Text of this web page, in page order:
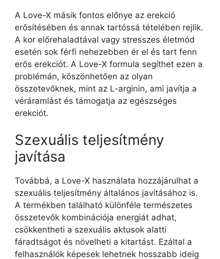
A Love-X másik fontos előnye az erekció
erősítésében és annak tartóssá tételében rejlik.
A kor előrehaladtával vagy stresszes életmód
esetén sok férfi nehezebben ér el és tart fenn
erős erekciót. A Love-X formula segíthet ezen a
problémán, köszönhetően az olyan
összetevőknek, mint az L-arginin, ami javítja a
véráramlást és támogatja az egészséges
erekciót.
Szexuális teljesítmény
javítása
Továbbá, a Love-X használata hozzájárulhat a
szexuális teljesítmény általános javításához is.
A termékben található különféle természetes
összetevők kombinációja energiát adhat,
csökkentheti a szexuális aktusok alatti
fáradtságot és növelheti a kitartást. Ezáltal a
felhasználók képesek lehetnek hosszabb ideig